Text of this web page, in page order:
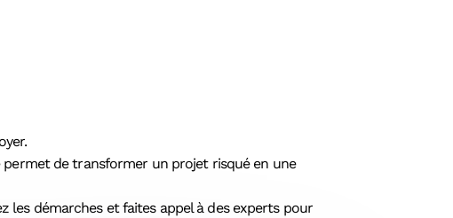
permet de transformer un projet risqué en une
les démarches et faites appel à des experts pour